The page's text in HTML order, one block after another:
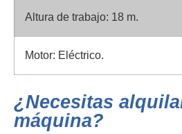
Altura de trabajo: 18 m.
Motor: Eléctrico.
¿Necesitas
máquina?